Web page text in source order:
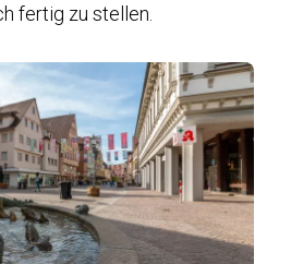
fertig zu stellen.